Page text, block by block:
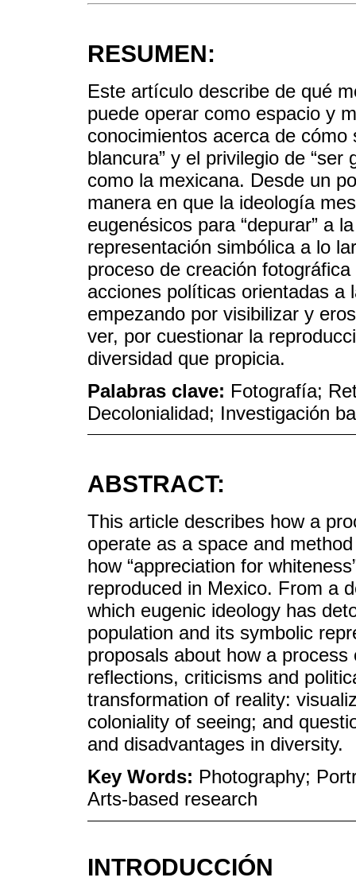
RESUMEN:
Este artículo describe de qué
puede operar como espacio y
conocimientos acerca de cómo
blancura” y el privilegio de
como la mexicana. Desde un
manera en que la ideología
eugenésicos para “depurar” a
representación simbólica a lo
proceso de creación
acciones políticas orientadas a
empezando por visibilizar y
ver, por cuestionar la
diversidad que propicia.
Palabras clave: Fotografía;
Decolonialidad; Investigación
ABSTRACT:
This article describes how a
operate as a space and
how “appreciation for
reproduced in Mexico. From a
which eugenic ideology has
population and its symbolic
proposals about how a
reflections, criticisms and
transformation of reality:
coloniality of seeing; and
and disadvantages in diversity.
Key Words: Photography;
Arts-based research
INTRODUCCIÓN